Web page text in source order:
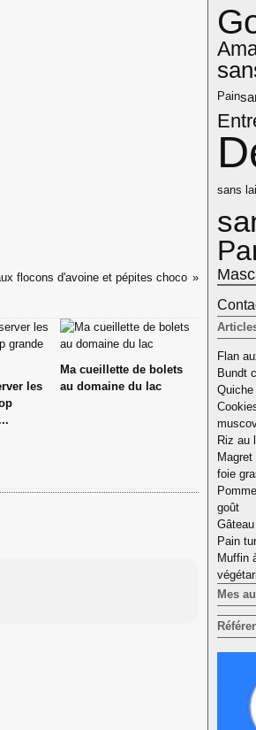
flocons d'avoine et pépites choco
les
Ma cueillette de bolets
au domaine du lac
Pain
sans
Flan
Bundt
Riz au
foie
goût
Pain
Muffin
Mes